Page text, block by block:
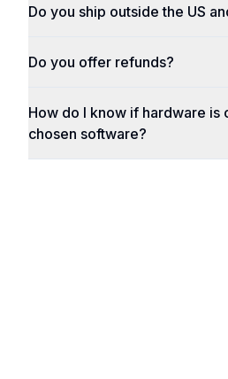
Do you ship outside the US
Do you offer refunds?
How do I know if hardware is
chosen software?